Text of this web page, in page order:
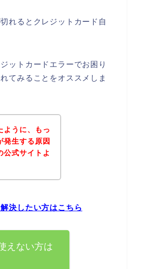
れるとクレジットカード自
ットカードエラーでお困り
てみることをオススメしま
ように、もっ
発生する原因
公式サイトよ
決したい方はこちら
えない方は